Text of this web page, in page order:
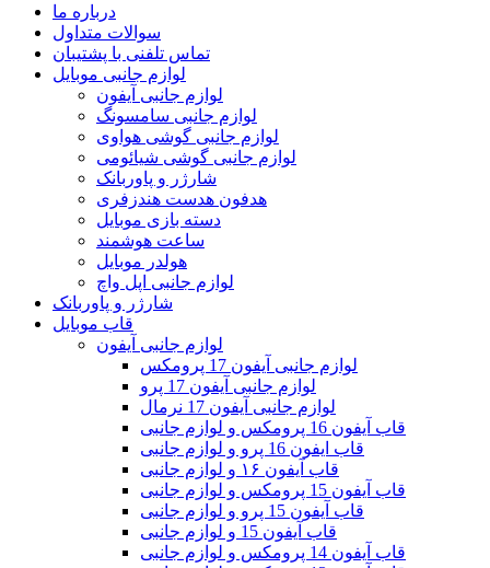
درباره ما
سوالات متداول
تماس تلفنی با پشتیبان
لوازم جانبی موبایل
لوازم جانبی آیفون
لوازم جانبی سامسونگ
لوازم جانبی گوشی هواوی
لوازم جانبی گوشی شیائومی
شارژر و پاوربانک
هدفون هدست هندزفری
دسته بازی موبایل
ساعت هوشمند
هولدر موبایل
لوازم جانبی اپل واچ
شارژر و پاوربانک
قاب موبایل
لوازم جانبی آیفون
لوازم جانبی آیفون 17 پرومکس
لوازم جانبی آیفون 17 پرو
لوازم جانبی آیفون 17 نرمال
قاب آیفون 16 پرومکس و لوازم جانبی
قاب ایفون 16 پرو و لوازم جانبی
قاب آیفون ۱۶ و لوازم جانبی
قاب آیفون 15 پرومکس و لوازم جانبی
قاب آیفون 15 پرو و لوازم جانبی
قاب آیفون 15 و لوازم جانبی
قاب آیفون 14 پرومکس و لوازم جانبی